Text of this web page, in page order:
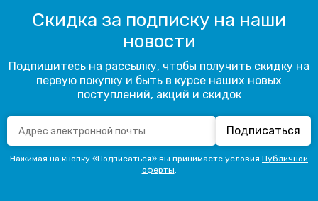
Скидка за подписку на наши
новости
Подпишитесь на рассылку, чтобы получить скидку на
первую покупку и быть в курсе наших новых
поступлений, акций и скидок
Подписаться
Нажимая на кнопку «Подписаться» вы принимаете условия Публичной
оферты.